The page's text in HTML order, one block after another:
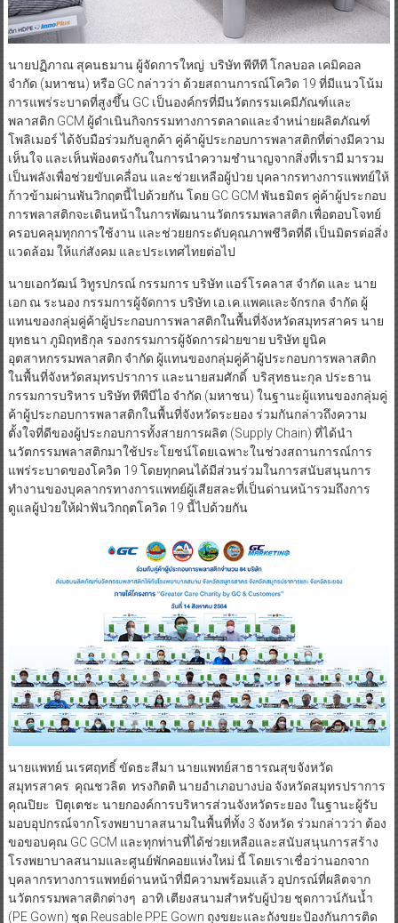
นายปฏิภาณ สุคนธมาน ผู้จัดการใหญ่ บริษัท พีทีที โกลบอล เคมิคอล
จำกัด (มหาชน) หรือ GC กล่าวว่า ด้วยสถานการณ์โควิด 19 ที่มีแนวโน้ม
การแพร่ระบาดที่สูงขึ้น GC เป็นองค์กรที่มีนวัตกรรมเคมีภัณฑ์และ
พลาสติก GCM ผู้ดำเนินกิจกรรมทางการตลาดและจำหน่ายผลิตภัณฑ์
โพลิเมอร์ ได้จับมือร่วมกับลูกค้า คู่ค้าผู้ประกอบการพลาสติกที่ต่างมีความ
เห็นใจ และเห็นพ้องตรงกันในการนำความชำนาญจากสิ่งที่เรามี มารวม
เป็นพลังเพื่อช่วยขับเคลื่อน และช่วยเหลือผู้ป่วย บุคลากรทางการแพทย์ให้
ก้าวข้ามผ่านพันวิกฤตนี้ไปด้วยกัน โดย GC GCM พันธมิตร คู่ค้าผู้ประกอบ
การพลาสติกจะเดินหน้าในการพัฒนานวัตกรรมพลาสติก เพื่อตอบโจทย์
ครอบคลุมทุกการใช้งาน และช่วยยกระดับคุณภาพชีวิตที่ดี เป็นมิตรต่อสิ่ง
แวดล้อม ให้แก่สังคม และประเทศไทยต่อไป
นายเอกวัฒน์ วิทูรปกรณ์ กรรมการ บริษัท แอร์โรคลาส จำกัด และ นาย
เอก ณ ระนอง กรรมการผู้จัดการ บริษัท เอ.เค.แพคและจักรกล จำกัด ผู้
แทนของกลุ่มคู่ค้าผู้ประกอบการพลาสติกในพื้นที่จังหวัดสมุทรสาคร นาย
ยุทธนา ภูมิฤทธิกุล รองกรรมการผู้จัดการฝ่ายขาย บริษัท ยูนิค
อุตสาหกรรมพลาสติก จำกัด ผู้แทนของกลุ่มคู่ค้าผู้ประกอบการพลาสติก
ในพื้นที่จังหวัดสมุทรปราการ และนายสมศักดิ์ บริสุทธนะกุล ประธาน
กรรมการบริหาร บริษัท ทีพีบีไอ จำกัด (มหาชน) ในฐานะผู้แทนของกลุ่มคู่
ค้าผู้ประกอบการพลาสติกในพื้นที่จังหวัดระยอง ร่วมกันกล่าวถึงความ
ตั้งใจที่ดีของผู้ประกอบการทั้งสายการผลิต (Supply Chain) ที่ได้นำ
นวัตกรรมพลาสติกมาใช้ประโยชน์โดยเฉพาะในช่วงสถานการณ์การ
แพร่ระบาดของโควิด 19 โดยทุกคนได้มีส่วนร่วมในการสนับสนุนการ
ทำงานของบุคลากรทางการแพทย์ผู้เสียสละที่เป็นด่านหน้ารวมถึงการ
ดูแลผู้ป่วยให้ฝ่าฟันวิกฤตโควิด 19 นี้ไปด้วยกัน
นายแพทย์ นเรศฤทธิ์ ขัดธะสีมา นายแพทย์สาธารณสุขจังหวัด
สมุทรสาคร คุณชวลิต ทรงกิตติ นายอำเภอบางบ่อ จังหวัดสมุทรปราการ
คุณปิยะ ปิตุเตชะ นายกองค์การบริหารส่วนจังหวัดระยอง ในฐานะผู้รับ
มอบอุปกรณ์จากโรงพยาบาลสนามในพื้นที่ทั้ง 3 จังหวัด ร่วมกล่าวว่า ต้อง
ขอขอบคุณ GC GCM และทุกท่านที่ได้ช่วยเหลือและสนับสนุนการสร้าง
โรงพยาบาลสนามและศูนย์พักคอยแห่งใหม่ นี้ โดยเราเชื่อว่านอกจาก
บุคลากรทางการแพทย์ด่านหน้าที่มีความพร้อมแล้ว อุปกรณ์ที่ผลิตจาก
นวัตกรรมพลาสติกต่างๆ อาทิ เตียงสนามสำหรับผู้ป่วย ชุดกาวน์กันน้ำ
(PE Gown) ชุด Reusable PPE Gown ถุงขยะและถังขยะป้องกันการติด